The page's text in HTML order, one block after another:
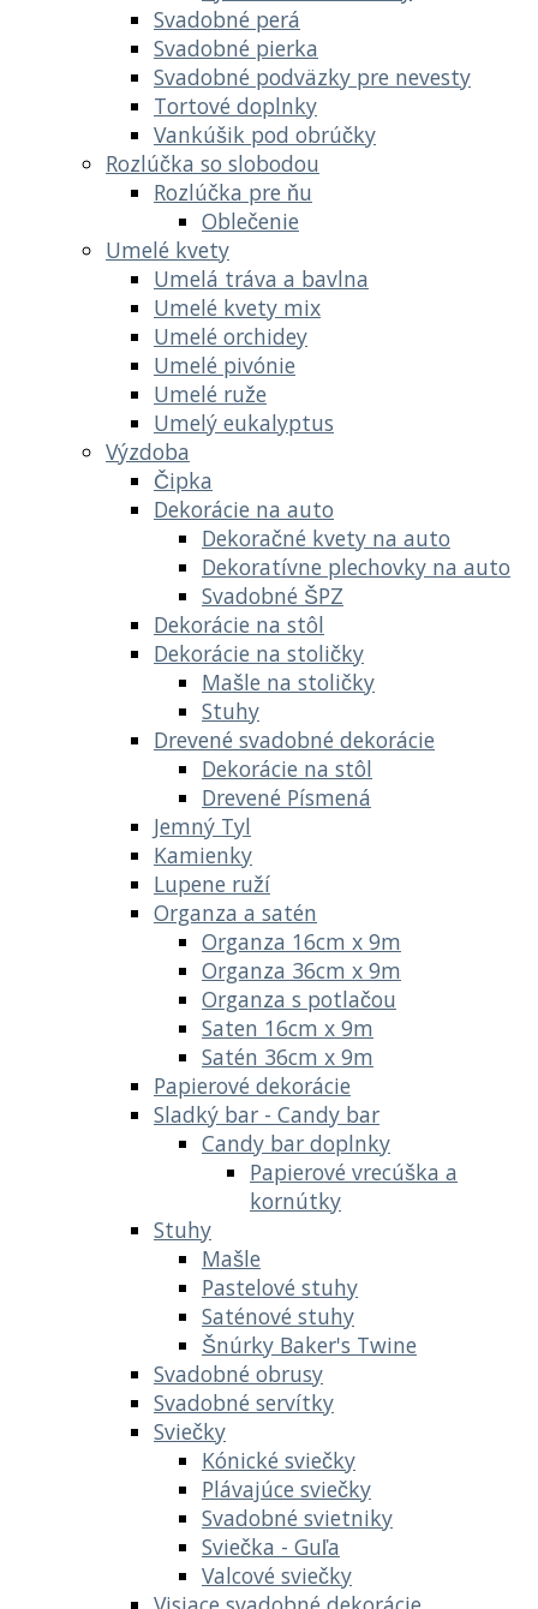
Svadobné perá
Svadobné pierka
Svadobné podväzky pre nevesty
Tortové doplnky
Vankúšik pod obrúčky
Rozlúčka so slobodou
Rozlúčka pre ňu
Oblečenie
Umelé kvety
Umelá tráva a bavlna
Umelé kvety mix
Umelé orchidey
Umelé pivónie
Umelé ruže
Umelý eukalyptus
Výzdoba
Čipka
Dekorácie na auto
Dekoračné kvety na auto
Dekoratívne plechovky na auto
Svadobné ŠPZ
Dekorácie na stôl
Dekorácie na stoličky
Mašle na stoličky
Stuhy
Drevené svadobné dekorácie
Dekorácie na stôl
Drevené Písmená
Jemný Tyl
Kamienky
Lupene ruží
Organza a satén
Organza 16cm x 9m
Organza 36cm x 9m
Organza s potlačou
Saten 16cm x 9m
Satén 36cm x 9m
Papierové dekorácie
Sladký bar - Candy bar
Candy bar doplnky
Papierové vrecúška a
kornútky
Stuhy
Mašle
Pastelové stuhy
Saténové stuhy
Šnúrky Baker's Twine
Svadobné obrusy
Svadobné servítky
Sviečky
Kónické sviečky
Plávajúce sviečky
Svadobné svietniky
Sviečka - Guľa
Valcové sviečky